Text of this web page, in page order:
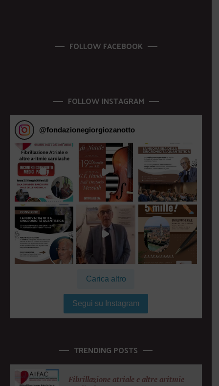
FOLLOW FACEBOOK
FOLLOW INSTAGRAM
@fondazionegiorgiozanotto
Carica altro
Segui su Instagram
TRENDING POSTS
Fibrillazione atriale e altre aritmie